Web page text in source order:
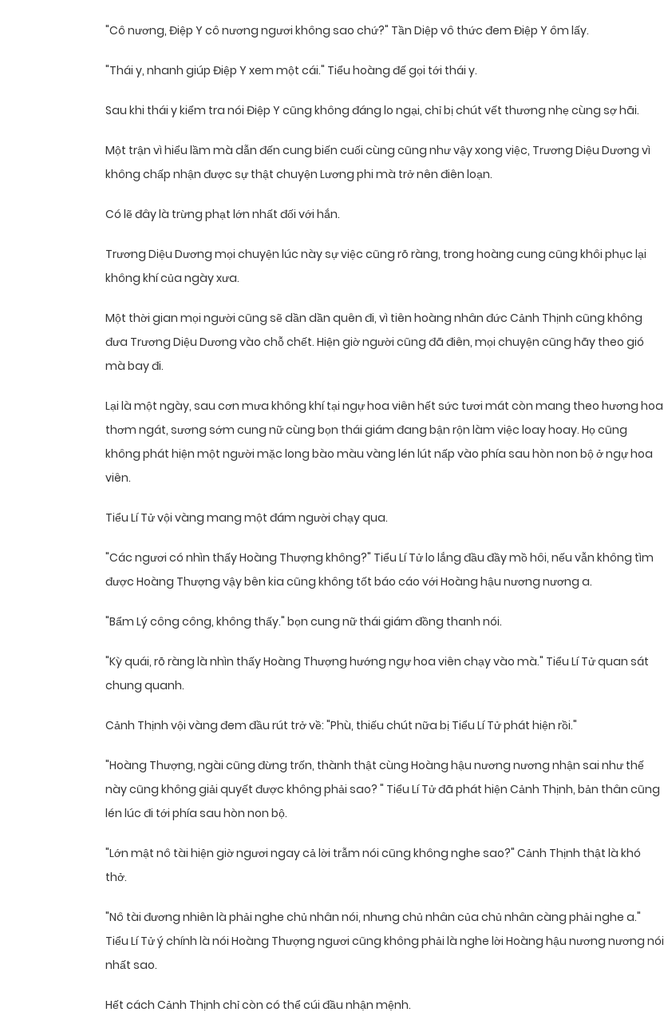
"Cô nương, Điệp Y cô nương ngươi không sao chứ?" Tần Diệp vô thức đem Điệp Y ôm lấy.
"Thái y, nhanh giúp Điệp Y xem một cái." Tiểu hoàng đế gọi tới thái y.
Sau khi thái y kiểm tra nói Điệp Y cũng không đáng lo ngại, chỉ bị chút vết thương nhẹ cùng sợ hãi.
Một trận vì hiểu lầm mà dẫn đến cung biến cuối cùng cũng như vậy xong việc, Trương Diệu Dương vì
không chấp nhận được sự thật chuyện Lương phi mà trở nên điên loạn.
Có lẽ đây là trừng phạt lớn nhất đối với hắn.
Trương Diệu Dương mọi chuyện lúc này sự việc cũng rõ ràng, trong hoàng cung cũng khôi phục lại
không khí của ngày xưa.
Một thời gian mọi người cũng sẽ dần dần quên đi, vì tiên hoàng nhân đức Cảnh Thịnh cũng không
đưa Trương Diệu Dương vào chỗ chết. Hiện giờ người cũng đã điên, mọi chuyện cũng hãy theo gió
mà bay đi.
Lại là một ngày, sau cơn mưa không khí tại ngự hoa viên hết sức tươi mát còn mang theo hương hoa
thơm ngát, sương sớm cung nữ cùng bọn thái giám đang bận rộn làm việc loay hoay. Họ cũng
không phát hiện một người mặc long bào màu vàng lén lút nấp vào phía sau hòn non bộ ở ngự hoa
viên.
Tiểu Lí Tử vội vàng mang một đám người chạy qua.
"Các ngươi có nhìn thấy Hoàng Thượng không?" Tiểu Lí Tử lo lắng đầu đầy mồ hôi, nếu vẫn không tìm
được Hoàng Thượng vậy bên kia cũng không tốt báo cáo với Hoàng hậu nương nương a.
"Bẩm Lý công công, không thấy." bọn cung nữ thái giám đồng thanh nói.
"Kỳ quái, rõ ràng là nhìn thấy Hoàng Thượng hướng ngự hoa viên chạy vào mà." Tiểu Lí Tử quan sát
chung quanh.
Cảnh Thịnh vội vàng đem đầu rút trở về: "Phù, thiếu chút nữa bị Tiểu Lí Tử phát hiện rồi."
"Hoàng Thượng, ngài cũng đừng trốn, thành thật cùng Hoàng hậu nương nương nhận sai như thế
này cũng không giải quyết được không phải sao? " Tiểu Lí Tử đã phát hiện Cảnh Thịnh, bản thân cũng
lén lúc đi tới phía sau hòn non bộ.
"Lớn mật nô tài hiện giờ ngươi ngay cả lời trẫm nói cũng không nghe sao?" Cảnh Thịnh thật là khó
thở.
"Nô tài đương nhiên là phải nghe chủ nhân nói, nhưng chủ nhân của chủ nhân càng phải nghe a."
Tiểu Lí Tử ý chính là nói Hoàng Thượng ngươi cũng không phải là nghe lời Hoàng hậu nương nương nói
nhất sao.
Hết cách Cảnh Thịnh chỉ còn có thể cúi đầu nhận mệnh.